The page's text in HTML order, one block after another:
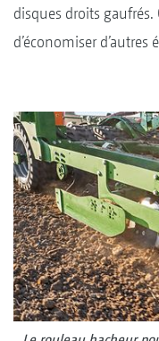
disques droits
d’économiser